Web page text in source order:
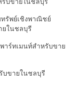
รับขายในชลบุรี
ทรัพย์เชิงพาณิชย์
ยในชลบุรี
าร์ทเมนท์สำหรับขาย
บขายในชลบุรี